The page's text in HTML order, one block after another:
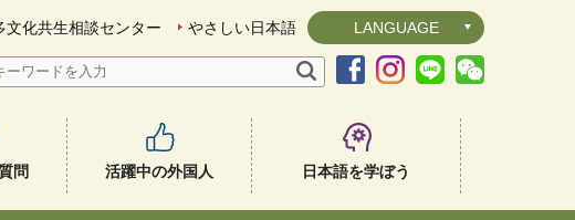
文化共生相談センター やさしい日本語 LANGUAGE
問 活躍中の外国人 日本語を学ぼう